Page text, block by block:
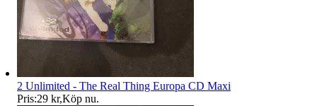
2 Unlimited - The Real Thing Europa CD Maxi
Pris:29 kr,Köp nu.